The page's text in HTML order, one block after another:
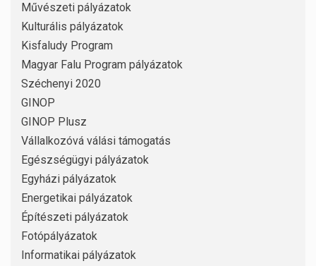
Művészeti pályázatok
Kulturális pályázatok
Kisfaludy Program
Magyar Falu Program pályázatok
Széchenyi 2020
GINOP
GINOP Plusz
Vállalkozóvá válási támogatás
Egészségügyi pályázatok
Egyházi pályázatok
Energetikai pályázatok
Építészeti pályázatok
Fotópályázatok
Informatikai pályázatok